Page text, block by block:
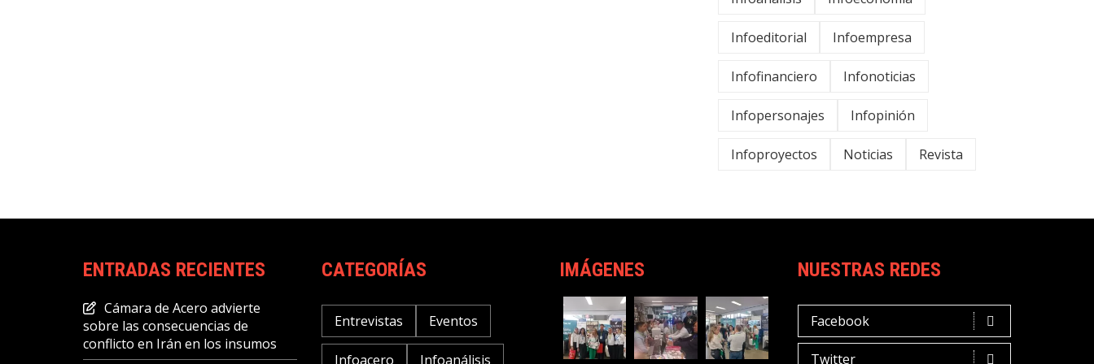
Infoeditorial Infoempresa
Infofinanciero Infonoticias
Infopersonajes Infopinión
Infoproyectos Noticias Revista
ENTRADAS RECIENTES
Cámara de Acero advierte
sobre las consecuencias de
conflicto en Irán en los insumos
CATEGORÍAS
Entrevistas Eventos
Infoacero Infoanálisis
IMÁGENES NUESTRAS REDES
Facebook
Twitter